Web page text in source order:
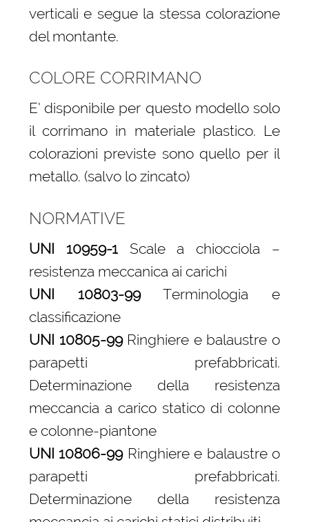
verticali e segue la stessa colorazione
del montante.
COLORE CORRIMANO
E’ disponibile per questo modello solo
il corrimano in materiale plastico. Le
colorazioni previste sono quello per il
metallo. (salvo lo zincato)
NORMATIVE
UNI 10959-1Scale a chiocciola –
resistenza meccanica ai carichi
UNI 10803-99Terminologia e
classificazione
UNI 10805-99Ringhiere e balaustre o
parapetti prefabbricati.
Determinazione della resistenza
meccancia a carico statico di colonne
e colonne-piantone
UNI 10806-99Ringhiere e balaustre o
parapetti prefabbricati.
Determinazione della resistenza